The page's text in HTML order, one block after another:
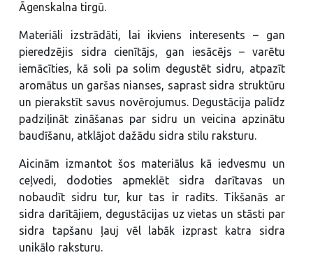
Āgenskalna tirgū.
Materiāli izstrādāti, lai ikviens interesents – gan
pieredzējis sidra cienītājs, gan iesācējs – varētu
iemācīties, kā soli pa solim degustēt sidru, atpazīt
aromātus un garšas nianses, saprast sidra struktūru
un pierakstīt savus novērojumus. Degustācija palīdz
padziļināt zināšanas par sidru un veicina apzinātu
baudīšanu, atklājot dažādu sidra stilu raksturu.
Aicinām izmantot šos materiālus kā iedvesmu un
ceļvedi, dodoties apmeklēt sidra darītavas un
nobaudīt sidru tur, kur tas ir radīts. Tikšanās ar
sidra darītājiem, degustācijas uz vietas un stāsti par
sidra tapšanu ļauj vēl labāk izprast katra sidra
unikālo raksturu.